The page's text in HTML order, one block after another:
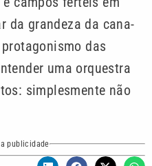
da grandeza da cana-
das
uma orquestra
simplesmente não
publicidade